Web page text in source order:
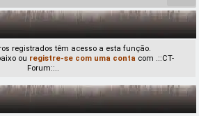
registrados têm acesso a esta função.
ou registre-se com uma conta com .::CT-
Forum::..